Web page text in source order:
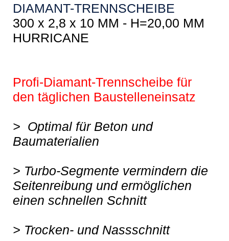
DIAMANT-TRENNSCHEIBE
300 x 2,8 x 10 MM - H=20,00 MM
HURRICANE
Profi-Diamant-Trennscheibe für
den täglichen Baustelleneinsatz
> Optimal für Beton und
Baumaterialien
> Turbo-Segmente vermindern die
Seitenreibung und ermöglichen
einen schnellen Schnitt
> Trocken- und Nassschnitt